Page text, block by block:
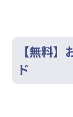
【無料
ド